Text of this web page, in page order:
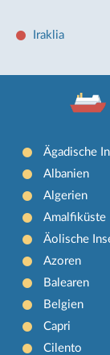
Iraklia
Ägadische
Albanien
Algerien
Amalfiküste
Äolische
Azoren
Balearen
Belgien
Capri
Cilento